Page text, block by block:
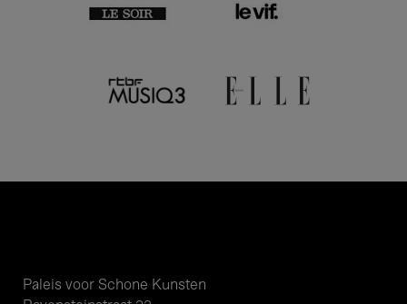
Paleis voor Schone Kunsten